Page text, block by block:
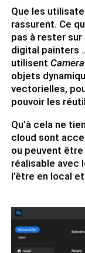
Que les
rassurent. Ce
pas à rester
digital painters
utilisent
objets
vectorielles,
pouvoir les
Qu’à cela ne
cloud sont
ou peuvent être
réalisable avec
l’être en local